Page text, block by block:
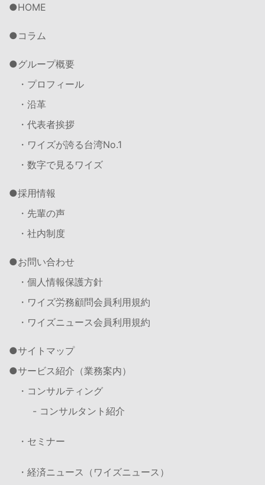
HOME
コラム
グループ概要
・プロフィール
・沿革
・代表者挨拶
・ワイズが誇る台湾No.1
・数字で見るワイズ
採用情報
・先輩の声
・社内制度
お問い合わせ
・個人情報保護方針
・ワイズ労務顧問会員利用規約
・ワイズニュース会員利用規約
サイトマップ
サービス紹介（業務案内）
・コンサルティング
- コンサルタント紹介
・セミナー
・経済ニュース（ワイズニュース）